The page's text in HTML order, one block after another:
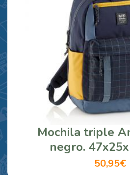
Mochila triple
negro.
50,95€